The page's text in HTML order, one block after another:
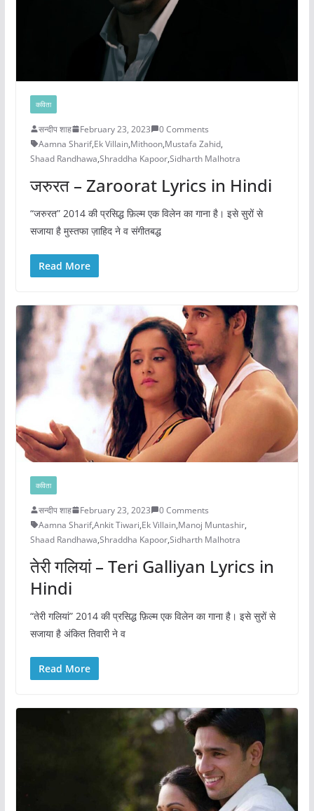
कविता
सन्दीप शाह February 23, 2023
0 Comments
Aamna Sharif,Ek Villain,Mithoon,Mustafa Zahid,
Shaad Randhawa,Shraddha Kapoor,Sidharth Malhotra
जरुरत – Zaroorat Lyrics in Hindi
“जरुरत” 2014 की प्रसिद्ध फ़िल्म एक विलेन का गाना है। इसे सुरों से
सजाया है मुस्तफा ज़ाहिद ने व संगीतबद्ध
Read More
कविता
सन्दीप शाह February 23, 2023
0 Comments
Aamna Sharif,Ankit Tiwari,Ek Villain,Manoj Muntashir,
Shaad Randhawa,Shraddha Kapoor,Sidharth Malhotra
तेरी गलियां – Teri Galliyan Lyrics in
Hindi
“तेरी गलियां” 2014 की प्रसिद्ध फ़िल्म एक विलेन का गाना है। इसे सुरों से
सजाया है अंकित तिवारी ने व
Read More